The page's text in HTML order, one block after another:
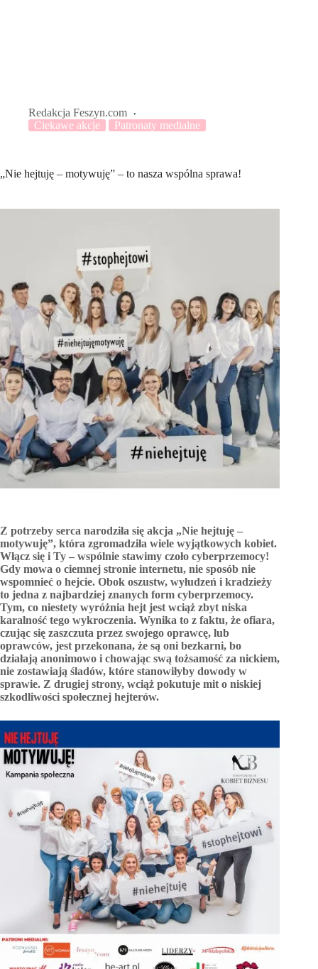
Redakcja Feszyn.com
Ciekawe akcje
Patronaty medialne
„Nie hejtuję – motywuję” – to nasza wspólna sprawa!
Z potrzeby serca narodziła się akcja „Nie hejtuję –
motywuję”, która zgromadziła wiele wyjątkowych kobiet.
Włącz się i Ty – wspólnie stawimy czoło cyberprzemocy!
Gdy mowa o ciemnej stronie internetu, nie sposób nie
wspomnieć o hejcie. Obok oszustw, wyłudzeń i kradzieży
to jedna z najbardziej znanych form cyberprzemocy.
Tym, co niestety wyróżnia hejt jest wciąż zbyt niska
karalność tego wykroczenia. Wynika to z faktu, że ofiara,
czując się zaszczuta przez swojego oprawcę, lub
oprawców, jest przekonana, że są oni bezkarni, bo
działają anonimowo i chowając swą tożsamość za nickiem,
nie zostawiają śladów, które stanowiłyby dowody w
sprawie. Z drugiej strony, wciąż pokutuje mit o niskiej
szkodliwości społecznej hejterów.